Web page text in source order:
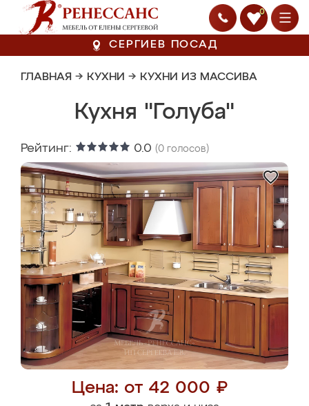
0
СЕРГИЕВ ПОСАД
ГЛАВНАЯ → КУХНИ → КУХНИ ИЗ МАССИВА
Кухня "Голуба"
Рейтинг: 0.0 (0 голосов)
Цена: от 42 000 ₽